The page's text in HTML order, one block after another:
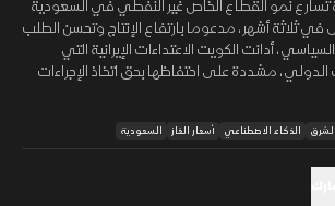
تسارع نمو القطاع الخاص غير النفطي في السعودية
ثلاثة أشهر، مدعوما بارتفاع الإنتاج وتحسن الطلب
أدانت الكويت الاعتداءات الإيرانية التي
مشددة على احتفاظها بحق اتخاذ الإجراءات
الذكاء الاصطناعي أسعار الغاز السعودية